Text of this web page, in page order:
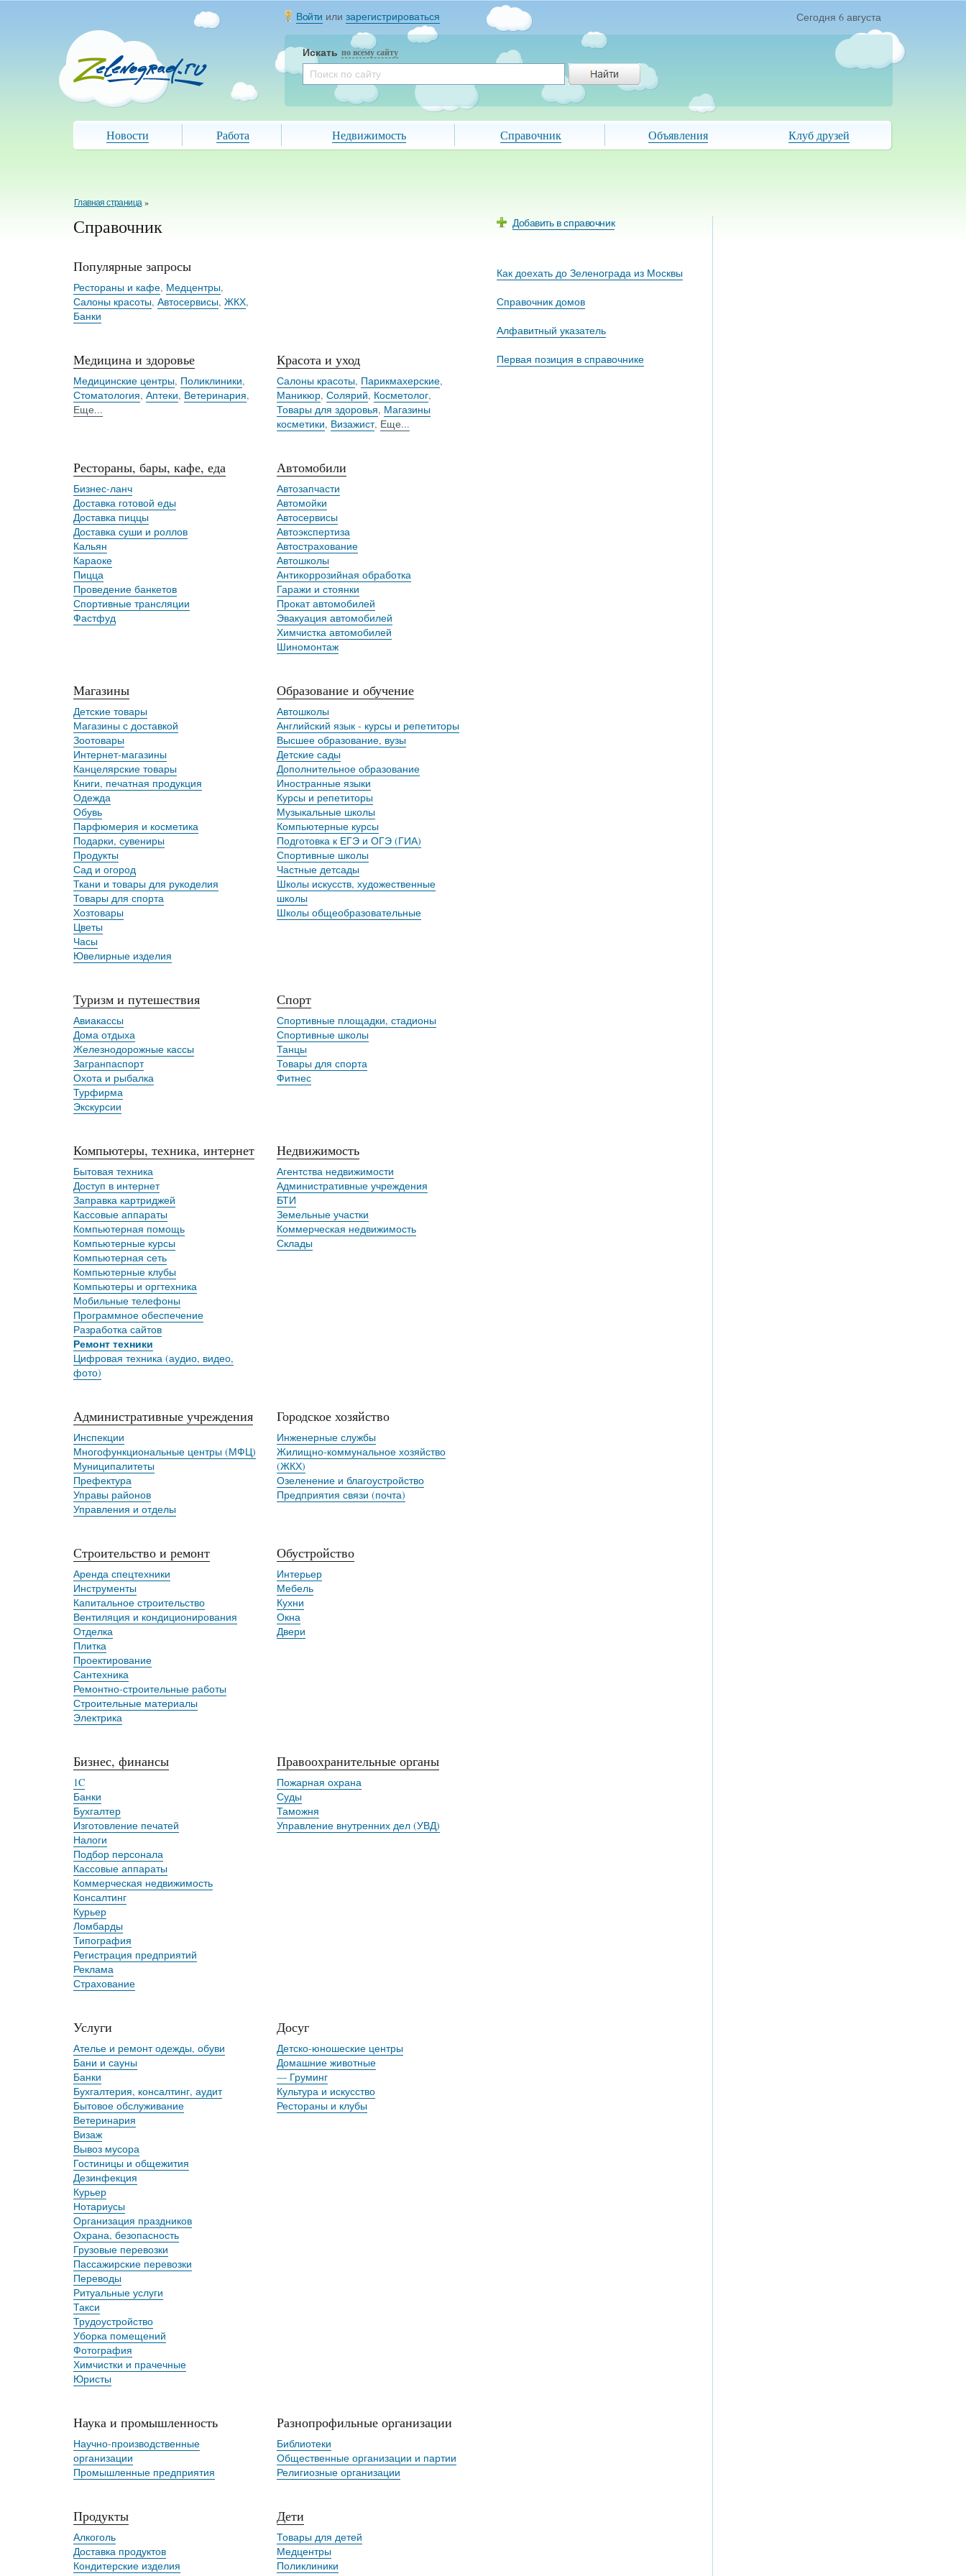
Войти или зарегистрироваться Сегодня 6 августа
Искать по всему сайту
Новости Работа Недвижимость Справочник Объявления Клуб друзей
Главная страница »
Справочник
Популярные запросы
Рестораны и кафе, Медцентры,
Салоны красоты, Автосервисы, ЖКХ,
Банки
Медицина и здоровье
Медицинские центры, Поликлиники,
Стоматология, Аптеки, Ветеринария,
Еще...
Красота и уход
Салоны красоты, Парикмахерские,
Маникюр, Солярий, Косметолог,
Товары для здоровья, Магазины
косметики, Визажист, Еще...
Рестораны, бары, кафе, еда
Бизнес-ланч
Доставка готовой еды
Доставка пиццы
Доставка суши и роллов
Кальян
Караоке
Пицца
Проведение банкетов
Спортивные трансляции
Фастфуд
Автомобили
Автозапчасти
Автомойки
Автосервисы
Автоэкспертиза
Автострахование
Автошколы
Антикоррозийная обработка
Гаражи и стоянки
Прокат автомобилей
Эвакуация автомобилей
Химчистка автомобилей
Шиномонтаж
Магазины
Детские товары
Магазины с доставкой
Зоотовары
Интернет-магазины
Канцелярские товары
Книги, печатная продукция
Одежда
Обувь
Парфюмерия и косметика
Подарки, сувениры
Продукты
Сад и огород
Ткани и товары для рукоделия
Товары для спорта
Хозтовары
Цветы
Часы
Ювелирные изделия
Образование и обучение
Автошколы
Английский язык - курсы и репетиторы
Высшее образование, вузы
Детские сады
Дополнительное образование
Иностранные языки
Курсы и репетиторы
Музыкальные школы
Компьютерные курсы
Подготовка к ЕГЭ и ОГЭ (ГИА)
Спортивные школы
Частные детсады
Школы искусств, художественные
школы
Школы общеобразовательные
Туризм и путешествия
Авиакассы
Дома отдыха
Железнодорожные кассы
Загранпаспорт
Охота и рыбалка
Турфирма
Экскурсии
Спорт
Спортивные площадки, стадионы
Спортивные школы
Танцы
Товары для спорта
Фитнес
Компьютеры, техника, интернет
Бытовая техника
Доступ в интернет
Заправка картриджей
Кассовые аппараты
Компьютерная помощь
Компьютерные курсы
Компьютерная сеть
Компьютерные клубы
Компьютеры и оргтехника
Мобильные телефоны
Программное обеспечение
Разработка сайтов
Ремонт техники
Цифровая техника (аудио, видео,
фото)
Недвижимость
Агентства недвижимости
Административные учреждения
БТИ
Земельные участки
Коммерческая недвижимость
Склады
Административные учреждения
Инспекции
Многофункциональные центры (МФЦ)
Муниципалитеты
Префектура
Управы районов
Управления и отделы
Городское хозяйство
Инженерные службы
Жилищно-коммунальное хозяйство
(ЖКХ)
Озеленение и благоустройство
Предприятия связи (почта)
Строительство и ремонт
Аренда спецтехники
Инструменты
Капитальное строительство
Вентиляция и кондиционирования
Отделка
Плитка
Проектирование
Сантехника
Ремонтно-строительные работы
Строительные материалы
Электрика
Обустройство
Интерьер
Мебель
Кухни
Окна
Двери
Бизнес, финансы
1C
Банки
Бухгалтер
Изготовление печатей
Налоги
Подбор персонала
Кассовые аппараты
Коммерческая недвижимость
Консалтинг
Курьер
Ломбарды
Типография
Регистрация предприятий
Реклама
Страхование
Правоохранительные органы
Пожарная охрана
Суды
Таможня
Управление внутренних дел (УВД)
Услуги
Ателье и ремонт одежды, обуви
Бани и сауны
Банки
Бухгалтерия, консалтинг, аудит
Бытовое обслуживание
Ветеринария
Визаж
Вывоз мусора
Гостиницы и общежития
Дезинфекция
Курьер
Нотариусы
Организация праздников
Охрана, безопасность
Грузовые перевозки
Пассажирские перевозки
Переводы
Ритуальные услуги
Такси
Трудоустройство
Уборка помещений
Фотография
Химчистки и прачечные
Юристы
Досуг
Детско-юношеские центры
Домашние животные
— Груминг
Культура и искусство
Рестораны и клубы
Наука и промышленность
Научно-производственные
организации
Промышленные предприятия
Разнопрофильные организации
Библиотеки
Общественные организации и партии
Религиозные организации
Продукты
Алкоголь
Доставка продуктов
Кондитерские изделия
Дети
Товары для детей
Медцентры
Поликлиники
Добавить в справочник
Как доехать до Зеленограда из Москвы
Справочник домов
Алфавитный указатель
Первая позиция в справочнике